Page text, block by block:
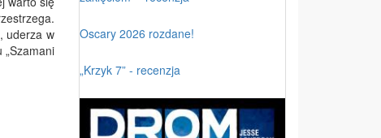
uderza w
Oscary 2026 rozdane!
„Krzyk 7” - recenzja